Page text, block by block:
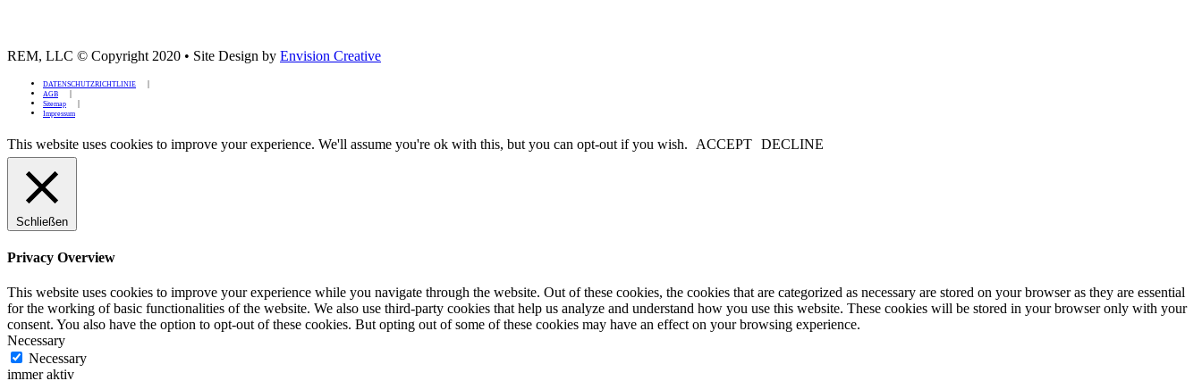
REM, LLC © Copyright 2020 • Site Design by Envision Creative
DATENSCHUTZRICHTLINIE
AGB
Sitemap
Impressum
This website uses cookies to improve your experience. We'll assume you're ok with this, but you can opt-out if you wish. ACCEPT DECLINE
Schließen
Privacy Overview
This website uses cookies to improve your experience while you navigate through the website. Out of these cookies, the cookies that are categorized as necessary are stored on your browser as they are essential
for the working of basic functionalities of the website. We also use third-party cookies that help us analyze and understand how you use this website. These cookies will be stored in your browser only with your
consent. You also have the option to opt-out of these cookies. But opting out of some of these cookies may have an effect on your browsing experience.
Necessary
Necessary
immer aktiv